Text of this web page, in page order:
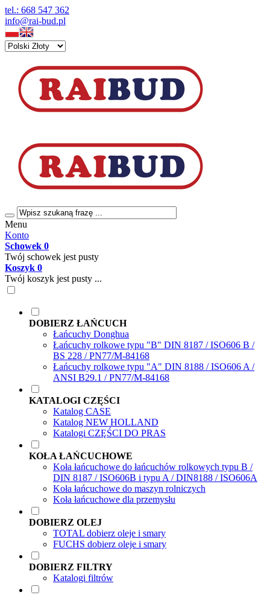
tel.: 668 547 362
info@rai-bud.pl
Menu
Konto
Schowek 0
Twój schowek jest pusty
Koszyk 0
Twój koszyk jest pusty ...
DOBIERZ ŁAŃCUCH
Łańcuchy Donghua
Łańcuchy rolkowe typu "B" DIN 8187 / ISO606 B /
BS 228 / PN77/M-84168
Łańcuchy rolkowe typu "A" DIN 8188 / ISO606 A /
ANSI B29.1 / PN77/M-84168
KATALOGI CZĘŚCI
Katalog CASE
Katalog NEW HOLLAND
Katalogi CZĘŚCI DO PRAS
KOŁA ŁAŃCUCHOWE
Koła łańcuchowe do łańcuchów rolkowych typu B /
DIN 8187 / ISO606B i typu A / DIN8188 / ISO606A
Koła łańcuchowe do maszyn rolniczych
Koła łańcuchowe dla przemysłu
DOBIERZ OLEJ
TOTAL dobierz oleje i smary
FUCHS dobierz oleje i smary
DOBIERZ FILTRY
Katalogi filtrów